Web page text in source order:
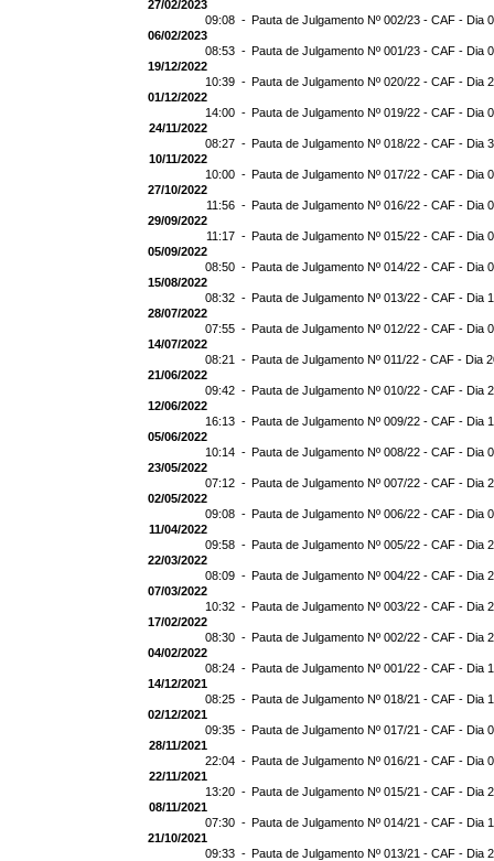
27/02/2023
09:08 - Pauta de Julgamento Nº 002/23 - CAF - Dia
06/02/2023
08:53 - Pauta de Julgamento Nº 001/23 - CAF - Dia
19/12/2022
10:39 - Pauta de Julgamento Nº 020/22 - CAF - Dia
01/12/2022
14:00 - Pauta de Julgamento Nº 019/22 - CAF - Dia
24/11/2022
08:27 - Pauta de Julgamento Nº 018/22 - CAF - Dia
10/11/2022
10:00 - Pauta de Julgamento Nº 017/22 - CAF - Dia
27/10/2022
11:56 - Pauta de Julgamento Nº 016/22 - CAF - Dia
29/09/2022
11:17 - Pauta de Julgamento Nº 015/22 - CAF - Dia
05/09/2022
08:50 - Pauta de Julgamento Nº 014/22 - CAF - Dia
15/08/2022
08:32 - Pauta de Julgamento Nº 013/22 - CAF - Dia
28/07/2022
07:55 - Pauta de Julgamento Nº 012/22 - CAF - Dia
14/07/2022
08:21 - Pauta de Julgamento Nº 011/22 - CAF - Dia
21/06/2022
09:42 - Pauta de Julgamento Nº 010/22 - CAF - Dia
12/06/2022
16:13 - Pauta de Julgamento Nº 009/22 - CAF - Dia
05/06/2022
10:14 - Pauta de Julgamento Nº 008/22 - CAF - Dia
23/05/2022
07:12 - Pauta de Julgamento Nº 007/22 - CAF - Dia
02/05/2022
09:08 - Pauta de Julgamento Nº 006/22 - CAF - Dia
11/04/2022
09:58 - Pauta de Julgamento Nº 005/22 - CAF - Dia
22/03/2022
08:09 - Pauta de Julgamento Nº 004/22 - CAF - Dia
07/03/2022
10:32 - Pauta de Julgamento Nº 003/22 - CAF - Dia
17/02/2022
08:30 - Pauta de Julgamento Nº 002/22 - CAF - Dia
04/02/2022
08:24 - Pauta de Julgamento Nº 001/22 - CAF - Dia
14/12/2021
08:25 - Pauta de Julgamento Nº 018/21 - CAF - Dia
02/12/2021
09:35 - Pauta de Julgamento Nº 017/21 - CAF - Dia
28/11/2021
22:04 - Pauta de Julgamento Nº 016/21 - CAF - Dia
22/11/2021
13:20 - Pauta de Julgamento Nº 015/21 - CAF - Dia
08/11/2021
07:30 - Pauta de Julgamento Nº 014/21 - CAF - Dia
21/10/2021
09:33 - Pauta de Julgamento Nº 013/21 - CAF - Dia